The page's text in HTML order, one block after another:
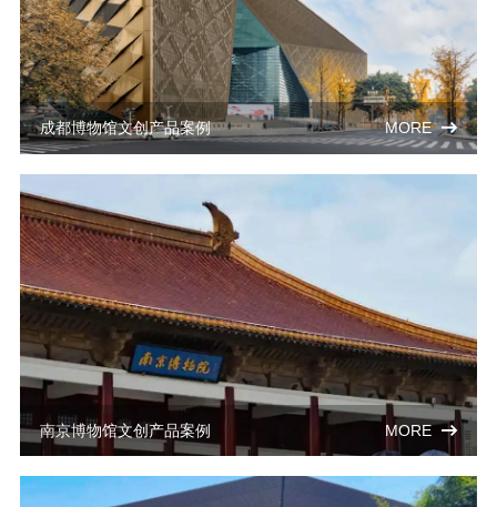
成都博物馆文创产品案例 MORE
南京博物馆文创产品案例 MORE